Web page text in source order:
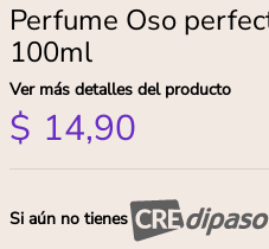
Perfume Oso
100ml
Ver más detalles del producto
$ 14,90
Si aún no tienes